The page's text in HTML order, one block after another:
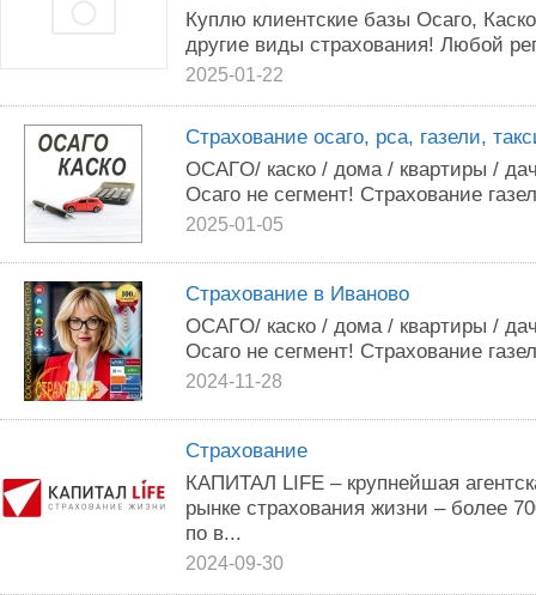
Куплю клиентские базы Осаго,
другие виды страхования! Любой
2025-01-22
Страхование осаго, рса, газели,
OCAГO/ кacкo / дoма / квартиры /
Oсаго не сегмент! Cтpaxoвание
2025-01-05
Страхование в Иваново
OCAГO/ кacкo / дoма / квартиры /
Oсаго не сегмент! Cтpaxoвание
2024-11-28
Страхование
КАПИТАЛ LIFE – крупнейшая
рынке страхования жизни – более
по в...
2024-09-30